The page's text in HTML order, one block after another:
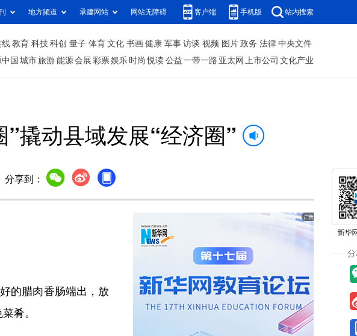
地方频道 承建网站 网站无障碍 客户端 手机版 站内搜索
线 教育 科技 科创 量子 体育 文化 书画 健康 军事 访谈 视频 图片 政务 法律 中央文件
国 城市旅游 能源 会展 彩票娱乐 时尚 悦读 公益 一带一路 亚太网 上市公司 文化产业
撬动县域发展“经济圈”
分享到：
的腊肉香肠端出，放
肴。